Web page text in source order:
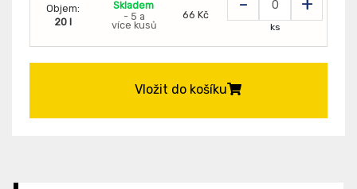
Objem:
20 l
Skladem
- 5 a
více kusů
66 Kč
ks
Vložit do košíku